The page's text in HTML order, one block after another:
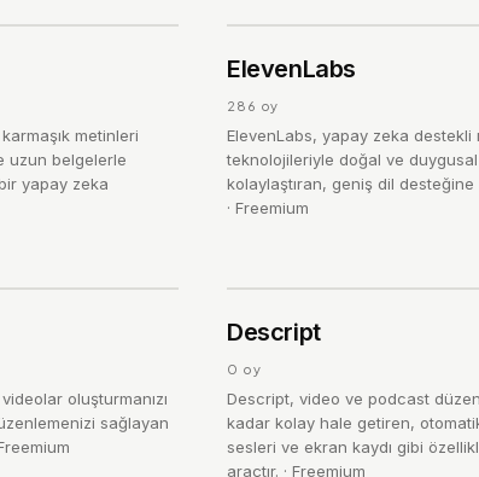
metinleri
uzun belgelerle
yapay zeka
e
ElevenLabs
286 oy
ElevenLabs, yapay zeka
teknolojileriyle doğal ve
kolaylaştıran, geniş dil
· Freemium
oluşturmanızı
sağlayan
D
Descript
0 oy
Descript, video ve podcast
kadar kolay hale getiren,
sesleri ve ekran kaydı gibi
araçtır. · Freemium